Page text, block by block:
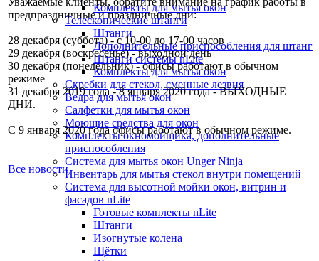
Комплекты для мытья окон
Телескопические штанги
Штанги
Дополнительные приспособления для штанг
Штанги системы nLite
Комплекты для мытья окон
Скребки для стекол, сменные лезвия
Ведра для мытья окон
Салфетки для мытья окон
Моющие средства для окон
Комплекты окномойщика, дополнительные
приспособления
Система для мытья окон Unger Ninja
Инвентарь для мытья стекол внутри помещений
Система для высотной мойки окон, витрин и
фасадов nLite
Готовые комплекты nLite
Штанги
Изогнутые колена
Щётки
предпраздничные и праздничные дни:
28 декабря (суббота) - с 10-00 до 17-00 часов
29 декабря (воскресенье) - выходной день
30 декабря (понедельник) - офисы работают в обычном
режиме
31 декабря 2019 года - 8 января 2020 года - ВЫХОДНЫЕ
ДНИ.
С 9 января 2020 года офисы работают в обычном режиме.
Все новости